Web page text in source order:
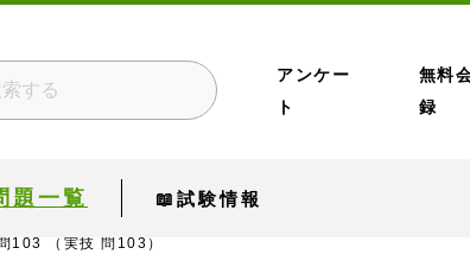
アンケー
ト
無料
録
題一覧 📖試験情報
103 （実技 問103）